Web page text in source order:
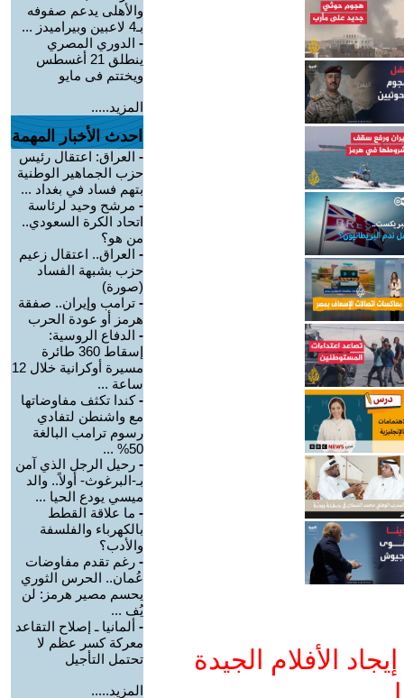
الأفلام الجيدة
والأهلى يدعم صفوفه
بـ4 لاعبين وبيراميدز ...
- الدوري المصري
ينطلق 21 أغسطس
ويختتم فى مايو
المزيد.....
احدث الأخبار المهمة
- العراق: اعتقال رئيس
حزب الجماهير الوطنية
بتهم فساد في بغداد ...
- مرشح وحيد لرئاسة
اتحاد الكرة السعودي..
من هو؟
- العراق.. اعتقال زعيم
حزب بشبهة الفساد
(صورة)
- ترامب وإيران.. صفقة
هرمز أو عودة الحرب
- الدفاع الروسية:
إسقاط 360 طائرة
مسيرة أوكرانية خلال 12
ساعة ...
-كندا تكثف مفاوضاتها
مع واشنطن لتفادي
رسوم ترامب البالغة
50% ...
- رحيل الرجل الذي آمن
بـ-البرغوث- أولاً.. والد
ميسي يودع الحيا ...
- ما علاقة القطط
بالكهرباء والفلسفة
والأدب؟
- رغم تقدم مفاوضات
عُمان.. الحرس الثوري
يحسم مصير هرمز: لن
يُف ...
- ألمانيا ـ إصلاح التقاعد
معركة كسر عظم لا
تحتمل التأجيل
المزيد.....